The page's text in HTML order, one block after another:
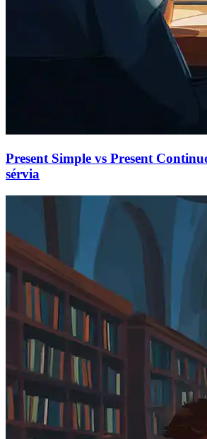
Present Simple vs Present
sérvia